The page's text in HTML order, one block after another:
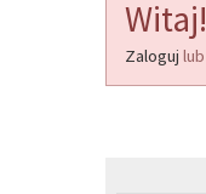
Witaj!
Zaloguj lub